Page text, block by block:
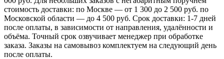
стоимость доставки: по Москве — от 1 300 до 2 500 руб. по
Московской области — до 4 500 руб. Срок доставки: 1-7 дней
после оплаты, в зависимости от направления, удалённости и
объёма. Точный срок озвучивает менеджер при обработке
заказа. Заказы на самовывоз комплектуем на следующий день
после оплаты.